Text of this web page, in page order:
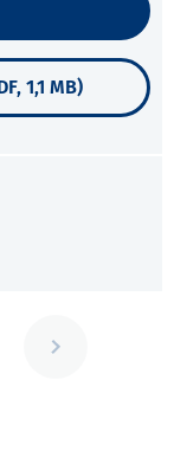
1,1 MB)